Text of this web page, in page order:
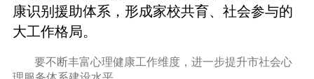
康识别援助体系，形成家校共育、社会参与的
大工作格局。
要不断丰富心理健康工作维度，进一步提升市社会心